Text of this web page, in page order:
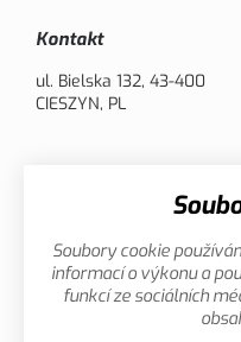
Kontakt
ul. Bielska 132, 43-400
CIESZYN, PL
Soubory cookie
informací o výkonu a
funkcí ze sociálních